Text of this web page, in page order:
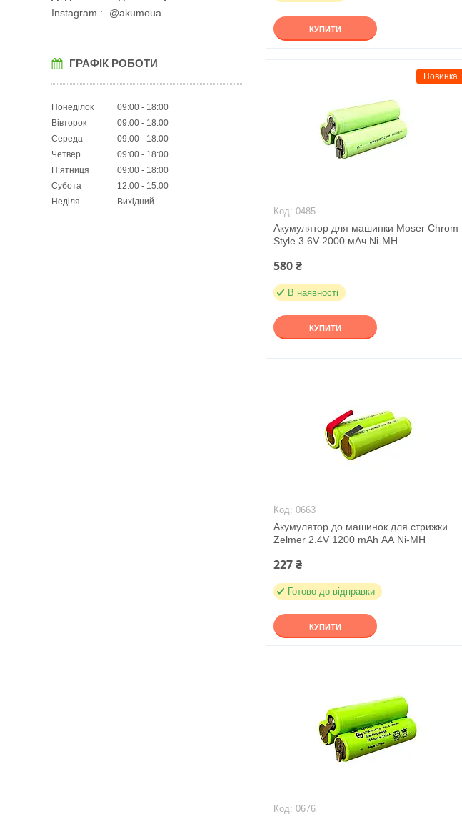
Instagram @akumoua
ГРАФІК РОБОТИ
Понеділок 09:00
18:00
Вівторок
09:00
18:00
Середа
09:00
18:00
Четвер
09:00
18:00
Пʼятниця
09:00
18:00
Субота
12:00
15:00
Неділя
Вихідний
КУПИТИ
Новинка
0485
Акумулятор для машинки Moser Chrom
Style 3.6V 2000 мАч Ni-MH
580 ₴
В наявності
КУПИТИ
0663
Акумулятор до машинок для стрижки
Zelmer 2.4V 1200 mAh АА Ni-MH
227 ₴
Готово до відправки
КУПИТИ
0676